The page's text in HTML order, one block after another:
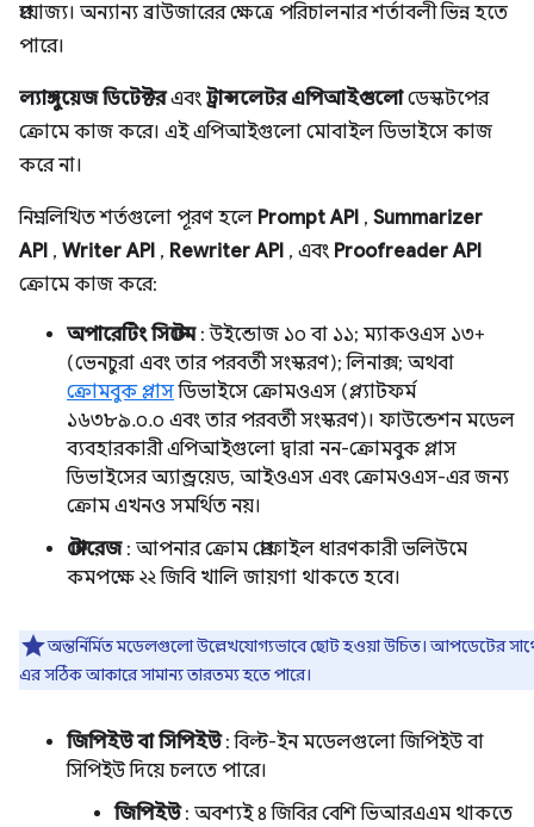
প্রযোজ্য। অন্যান্য ব্রাউজারের ক্ষেত্রে পরিচালনার শর্তাবলী ভিন্ন হতে
পারে।
ল্যাঙ্গুয়েজ ডিটেক্টরএবং ট্রান্সলেটর এপিআইগুলোডেস্কটপের
ক্রোমে কাজ করে। এই এপিআইগুলো মোবাইল ডিভাইসে কাজ
করে না।
নিম্নলিখিত শর্তগুলো পূরণ হলে Prompt API , Summarizer
API , Writer API , Rewriter API , এবং Proofreader API
ক্রোমে কাজ করে:
অপারেটিং সিস্টেম: উইন্ডোজ ১০ বা ১১; ম্যাকওএস ১৩+
(ভেনচুরা এবং তার পরবর্তী সংস্করণ); লিনাক্স; অথবা
ক্রোমবুক প্লাসডিভাইসে ক্রোমওএস (প্ল্যাটফর্ম
১৬৩৮৯.০.০ এবং তার পরবর্তী সংস্করণ)। ফাউন্ডেশন মডেল
ব্যবহারকারী এপিআইগুলো দ্বারা নন-ক্রোমবুক প্লাস
ডিভাইসের অ্যান্ড্রয়েড, আইওএস এবং ক্রোমওএস-এর জন্য
ক্রোম এখনও সমর্থিত নয়।
স্টোরেজ: আপনার ক্রোম প্রোফাইল ধারণকারী ভলিউমে
কমপক্ষে ২২ জিবি খালি জায়গা থাকতে হবে।
অন্তর্নির্মিত মডেলগুলো উল্লেখযোগ্যভাবে ছোট হওয়া উচিত। আপডেটের
এর সঠিক আকারে সামান্য তারতম্য হতে পারে।
জিপিইউ বা সিপিইউ: বিল্ট-ইন মডেলগুলো জিপিইউ বা
সিপিইউ দিয়ে চলতে পারে।
জিপিইউ: অবশ্যই ৪ জিবির বেশি ভিআরএএম থাকতে